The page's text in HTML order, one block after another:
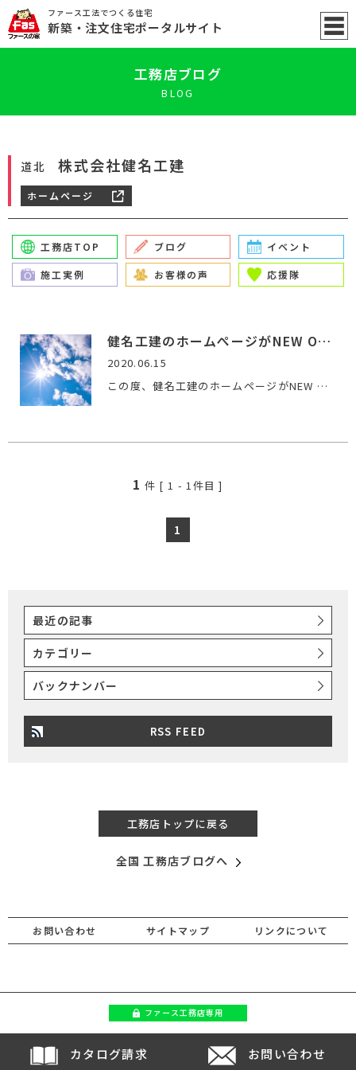
ファース工法でつくる住宅
新築 ・注文住宅ポータルサイト
工務店ブログ
BLOG
道北 株式会社健名工建
ホームページ
工務店TOP ブログ イベント
施工実例 お客様の声 応援隊
健名工建のホームぺージがNEW OPEN！
2020.06.15
この度、健名工建のホームページがNEW OPENいたしました。https…
1 件 [1 -1件目 ]
1
最近の記事
カテゴリー
バックナンバー
RSS FEED
工務店トップに戻る
全国 工務店ブログへ
お問い合わせ サイトマップ リンクについて
ファース工務店専用
カタログ請求 お問い合わせ